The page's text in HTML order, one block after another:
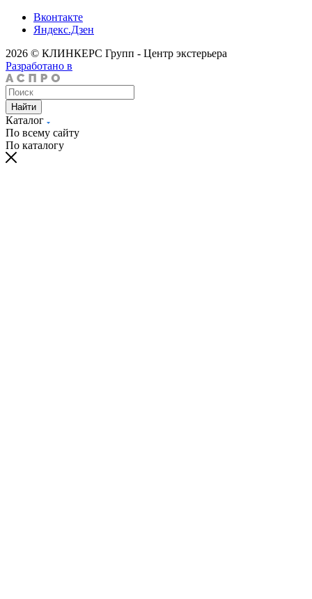
Вконтакте
Яндекс.Дзен
2026 © КЛИНКЕРС Групп - Центр экстерьера
Разработано в
Найти
Каталог
По всему сайту
По каталогу